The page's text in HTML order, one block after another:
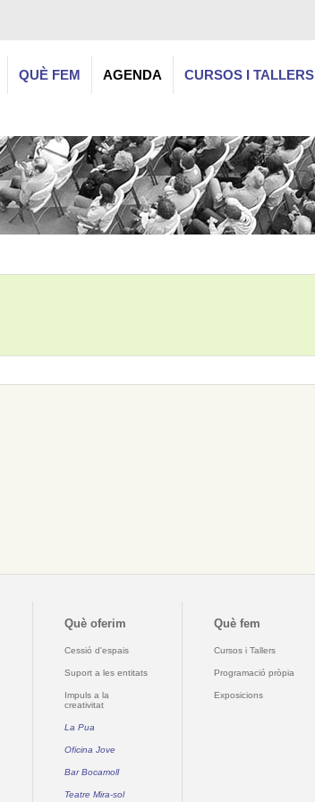
QUÈ FEM AGENDA CURSOS I TALLERS
Què oferim
Cessió d'espais
Suport a les entitats
Impuls a la
creativitat
La Pua
Oficina Jove
Bar Bocamoll
Teatre Mira-sol
Què fem
Cursos i Tallers
Programació pròpia
Exposicions